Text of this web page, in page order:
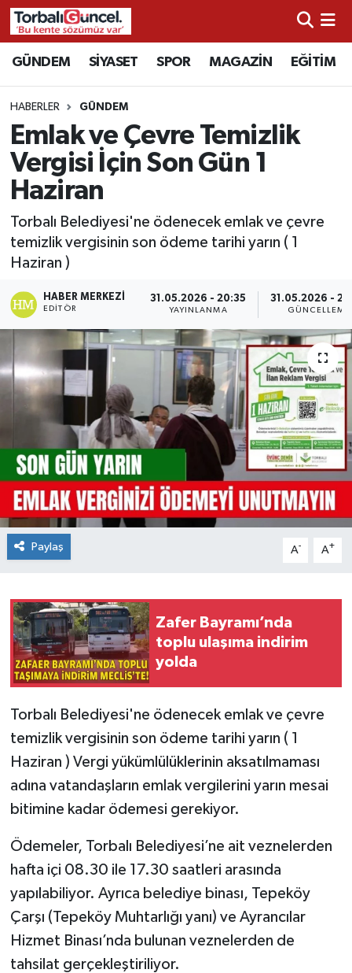
GÜNDEM SİYASET SPOR MAGAZİN EĞİTİM
HABERLER GÜNDEM
Emlak ve Çevre Temizlik
Vergisi İçin Son Gün 1
Haziran
Torbalı Belediyesi'ne ödenecek emlak ve çevre
temizlik vergisinin son ödeme tarihi yarın ( 1
Haziran )
HABER MERKEZI
EDITÖR
31.05.2026 - 20:35
YAYINLANMA
31.05.2026 -
GÜNCELLEME
Paylaş A- A+
Zafer Bayramı’nda
toplu ulaşıma indirim
yolda
Torbalı Belediyesi'ne ödenecek emlak ve çevre
temizlik vergisinin son ödeme tarihi yarın ( 1
Haziran ) Vergi yükümlülüklerinin aksatılmaması
adına vatandaşların emlak vergilerini yarın mesai
bitimine kadar ödemesi gerekiyor.
Ödemeler, Torbalı Belediyesi’ne ait veznelerden
hafta içi 08.30 ile 17.30 saatleri arasında
yapılabiliyor. Ayrıca belediye binası, Tepeköy
Çarşı (Tepeköy Muhtarlığı yanı) ve Ayrancılar
Hizmet Binası’nda bulunan veznelerden de
tahsilat gerçekleştiriliyor.
İzmir Nöbetçi Eczaneler
İzmir Hava Durumu
İzmir Namaz Vakitleri
İzmir Trafik Yoğunluk Haritası
Süper Lig Puan Durumu ve Fikstür
Tüm Manşetler
Son Dakika Haberleri
Haber Arşivi